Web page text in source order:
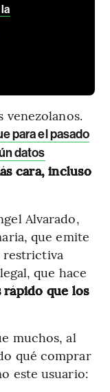
venezolanos.
para el pasado
datos
cara, incluso
Alvarado,
que emite
restrictiva
que hace
rápido que los
muchos, al
qué comprar
este usuario: